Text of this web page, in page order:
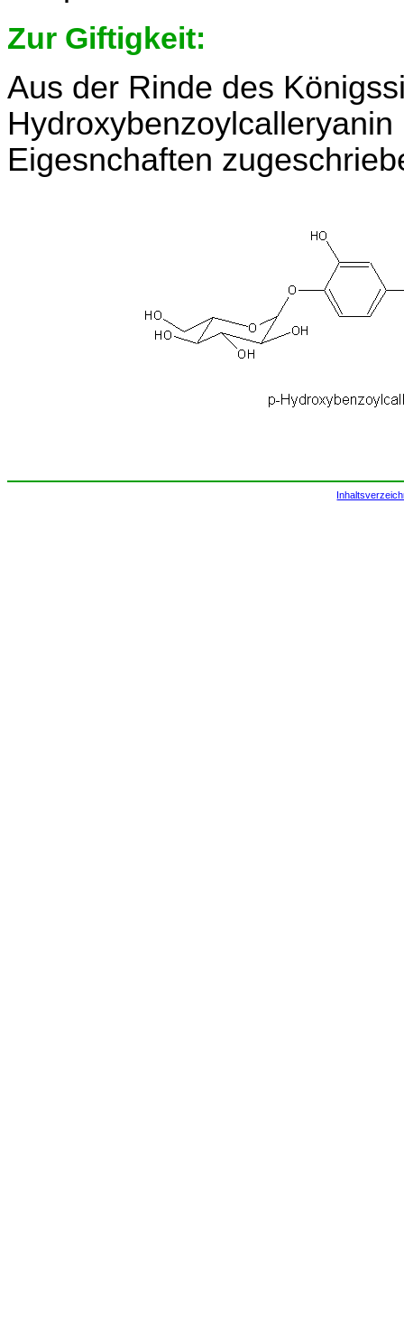
Zur Giftigkeit:
Aus der Rinde des
Eigesnchaften